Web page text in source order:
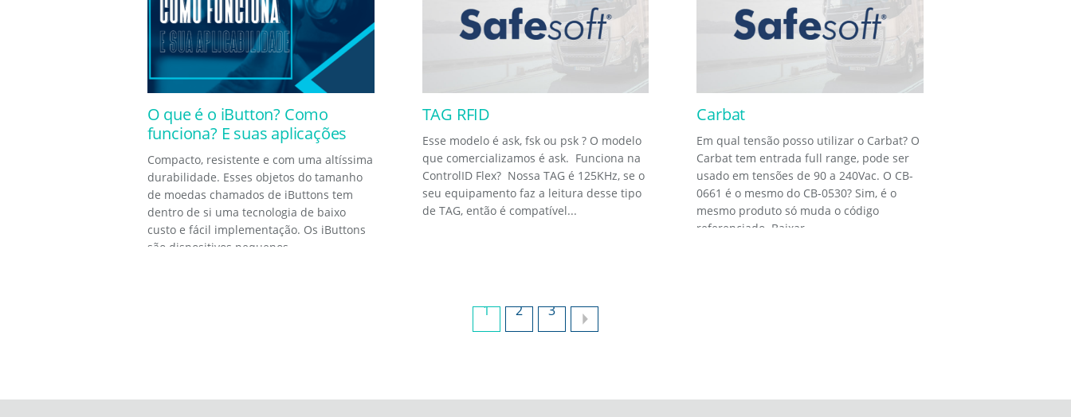
O que é o iButton? Como
funciona? E suas aplicações
Compacto, resistente e com uma altíssima
durabilidade. Esses objetos do tamanho
de moedas chamados de iButtons tem
dentro de si uma tecnologia de baixo
custo e fácil implementação. Os iButtons
são dispositivos pequenos...
TAG RFID
Esse modelo é ask, fsk ou psk ? O modelo
que comercializamos é ask. Funciona na
ControlID Flex? Nossa TAG é 125KHz, se o
seu equipamento faz a leitura desse tipo
de TAG, então é compatível...
Carbat
Em qual tensão posso utilizar o Carbat? O
Carbat tem entrada full range, pode ser
usado em tensões de 90 a 240Vac. O CB-
0661 é o mesmo do CB-0530? Sim, é o
mesmo produto só muda o código
referenciado. Baixar...
1 2 3